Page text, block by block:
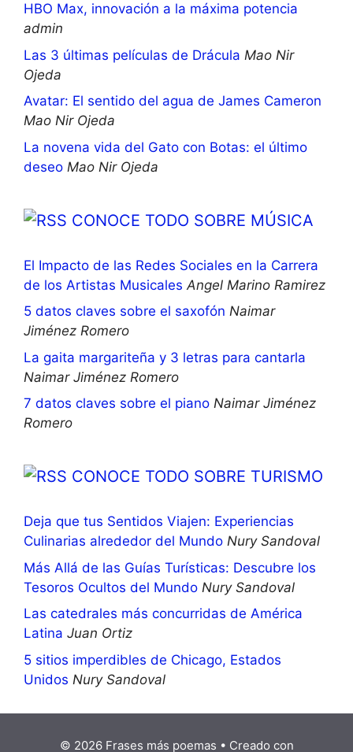
HBO Max, innovación a la máxima potencia
admin
Las 3 últimas películas de Drácula Mao Nir
Ojeda
Avatar: El sentido del agua de James Cameron
Mao Nir Ojeda
La novena vida del Gato con Botas: el último
deseo Mao Nir Ojeda
CONOCE TODO SOBRE MÚSICA
El Impacto de las Redes Sociales en la Carrera
de los Artistas Musicales Angel Marino Ramirez
5 datos claves sobre el saxofón Naimar
Jiménez Romero
La gaita margariteña y 3 letras para cantarla
Naimar Jiménez Romero
7 datos claves sobre el piano Naimar Jiménez
Romero
CONOCE TODO SOBRE TURISMO
Deja que tus Sentidos Viajen: Experiencias
Culinarias alrededor del Mundo Nury Sandoval
Más Allá de las Guías Turísticas: Descubre los
Tesoros Ocultos del Mundo Nury Sandoval
Las catedrales más concurridas de América
Latina Juan Ortiz
5 sitios imperdibles de Chicago, Estados
Unidos Nury Sandoval
© 2026 Frases más poemas • Creado con